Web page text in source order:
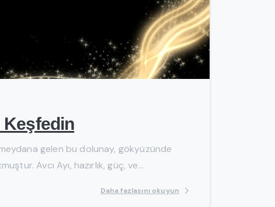
-
Keşfedin
meydana gelen bu dolunay, gökyüzünde
Avcı Ayı, hazırlık, güç, ve...
Daha fazlasını okuyun